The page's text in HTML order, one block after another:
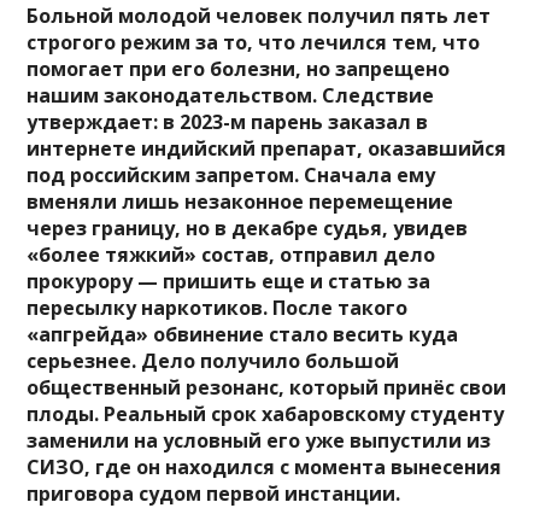
Больной молодой человек получил пять лет
строгого режим за то, что лечился тем, что
помогает при его болезни, но запрещено
нашим законодательством. Следствие
утверждает: в 2023-м парень заказал в
интернете индийский препарат, оказавшийся
под российским запретом. Сначала ему
вменяли лишь незаконное перемещение
через границу, но в декабре судья, увидев
«более тяжкий» состав, отправил дело
прокурору — пришить еще и статью за
пересылку наркотиков. После такого
«апгрейда» обвинение стало весить куда
серьезнее. Дело получило большой
общественный резонанс, который принёс свои
плоды. Реальный срок хабаровскому студенту
заменили на условный его уже выпустили из
СИЗО, где он находился с момента вынесения
приговора судом первой инстанции.